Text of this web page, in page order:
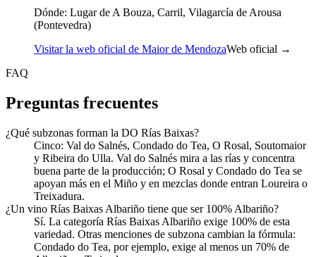
Dónde: Lugar de A Bouza, Carril, Vilagarcía de Arousa
(Pontevedra)
Visitar la web oficial de Maior de MendozaWeb oficial →
FAQ
Preguntas frecuentes
¿Qué subzonas forman la DO Rías Baixas?
Cinco: Val do Salnés, Condado do Tea, O Rosal, Soutomaior
y Ribeira do Ulla. Val do Salnés mira a las rías y concentra
buena parte de la producción; O Rosal y Condado do Tea se
apoyan más en el Miño y en mezclas donde entran Loureira o
Treixadura.
¿Un vino Rías Baixas Albariño tiene que ser 100% Albariño?
Sí. La categoría Rías Baixas Albariño exige 100% de esta
variedad. Otras menciones de subzona cambian la fórmula:
Condado do Tea, por ejemplo, exige al menos un 70% de